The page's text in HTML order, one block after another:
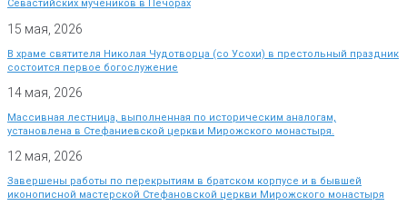
Севастийских мучеников в Печорах
15 мая, 2026
В храме святителя Николая Чудотворца (со Усохи) в престольный праздник
состоится первое богослужение
14 мая, 2026
Массивная лестница, выполненная по историческим аналогам,
установлена в Стефаниевской церкви Мирожского монастыря.
12 мая, 2026
Завершены работы по перекрытиям в братском корпусе и в бывшей
иконописной мастерской Стефановской церкви Мирожского монастыря